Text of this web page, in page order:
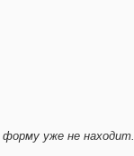
форму уже не находит.